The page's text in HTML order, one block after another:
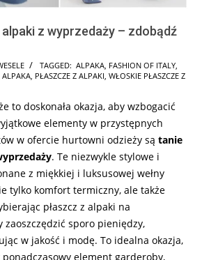
alpaki z wyprzedaży – zdobądź
TAGGED: ALPAKA FASHION OF ITALY
ALPAKA PŁASZCZE Z ALPAKI WŁOSKIE PŁASZCZE Z
to doskonała okazja, aby wzbogacić
elementy w przystępnych
w ofercie hurtowni odzieży są tanie
. Te niezwykle stylowe i
z miękkiej i luksusowej wełny
tylko komfort termiczny, ale także
płaszcz z alpaki na
zaoszczędzić sporo pieniędzy,
w jakość i modę. To idealna okazja,
element garderoby,